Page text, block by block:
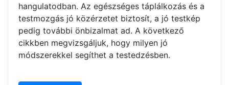
hangulatodban. Az egészséges táplálkozás és a
testmozgás jó közérzetet biztosít, a jó testkép
pedig további önbizalmat ad. A következő
cikkben megvizsgáljuk, hogy milyen jó
módszerekkel segíthet a testedzésben.